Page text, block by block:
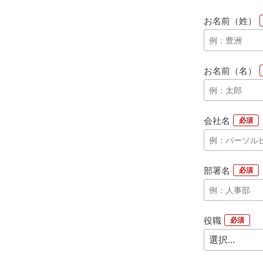
お名前（姓）
お名前（名）
*
会社名
*
部署名
*
役職